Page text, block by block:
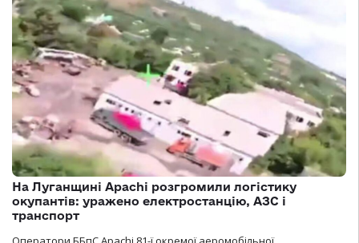
На Луганщині Apachi розгромили логістику
окупантів: уражено електростанцію, АЗС і
транспорт